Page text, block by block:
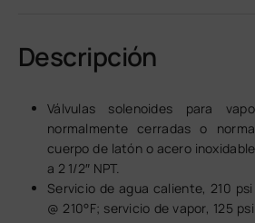
Descripción
Válvulas solenoides para
normalmente cerradas o
cuerpo de latón o acero
a 2 1/2″ NPT.
Servicio de agua caliente, 210
@ 210°F; servicio de vapor, 125